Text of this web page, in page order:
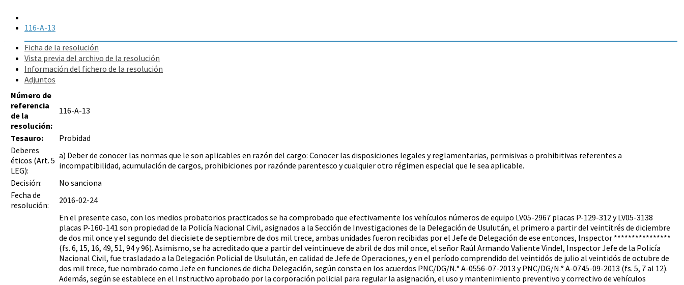
116-A-13
Ficha de la resolución
Vista previa del archivo de la resolución
Información del fichero de la resolución
Adjuntos
Número de
referencia
de la
resolución:
116-A-13
Tesauro:
Probidad
Deberes
éticos (Art. 5
LEG):
a) Deber de conocer las normas que le son aplicables en razón del cargo: Conocer las disposiciones legales y reglamentarias, permisivas o prohibitivas referentes a
incompatibilidad, acumulación de cargos, prohibiciones por razónde parentesco y cualquier otro régimen especial que le sea aplicable.
Decisión:
No sanciona
Fecha de
resolución:
2016-02-24
En el presente caso, con los medios probatorios practicados se ha comprobado que efectivamente los vehículos números de equipo LV05-2967 placas P-129-312 y LV05-3138
placas P-160-141 son propiedad de la Policía Nacional Civil, asignados a la Sección de Investigaciones de la Delegación de Usulután, el primero a partir del veintitrés de diciembre
de dos mil once y el segundo del diecisiete de septiembre de dos mil trece, ambas unidades fueron recibidas por el Jefe de Delegación de ese entonces, Inspector ****************
(fs. 6, 15, 16, 49, 51, 94 y 96). Asimismo, se ha acreditado que a partir del veintinueve de abril de dos mil once, el señor Raúl Armando Valiente Vindel, Inspector Jefe de la Policía
Nacional Civil, fue trasladado a la Delegación Policial de Usulután, en calidad de Jefe de Operaciones, y en el período comprendido del veintidós de julio al veintidós de octubre de
dos mil trece, fue nombrado como Jefe en funciones de dicha Delegación, según consta en los acuerdos PNC/DG/N.° A-0556-07-2013 y PNC/DG/N.° A-0745-09-2013 (fs. 5, 7 al 12).
Además, según se establece en el Instructivo aprobado por la corporación policial para regular la asignación, el uso y mantenimiento preventivo y correctivo de vehículos